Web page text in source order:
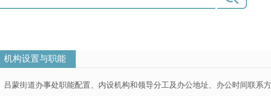
机构设置与职能
吕蒙街道办事处职能配置、内设机构和领导分工及办公地址、办公时间联系